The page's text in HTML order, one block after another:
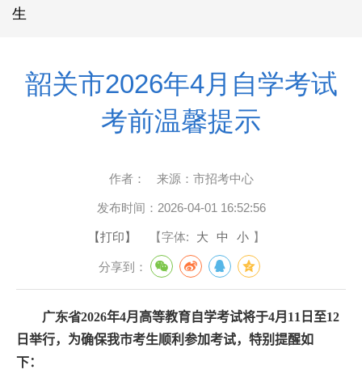
生
韶关市2026年4月自学考试
考前温馨提示
作者： 来源： 市招考中心
发布时间： 2026-04-01 16:52:56
【打印】 【字体: 大 中 小 】
分享到：
广东省2026年4月高等教育自学考试将于4月 11 日至12
日举行，为确保我市考生顺利参加考试，特别提醒如
下：